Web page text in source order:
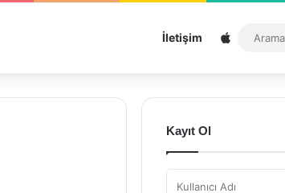
İletişim Sitemap
Kayıt Ol